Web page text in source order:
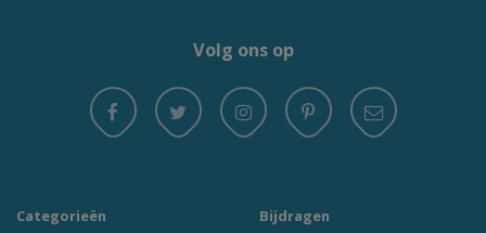
Volg ons op
Categorieën
Bijdragen